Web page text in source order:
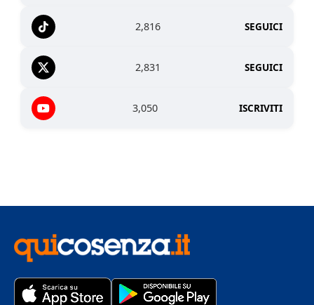
2,816 SEGUICI
2,831 SEGUICI
3,050 ISCRIVITI